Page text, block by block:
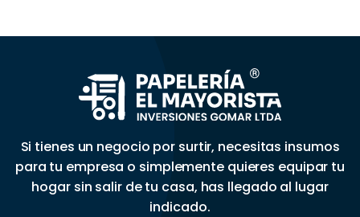
Si tienes un negocio por surtir, necesitas insumos
para tu empresa o simplemente quieres equipar tu
hogar sin salir de tu casa, has llegado al lugar
indicado.